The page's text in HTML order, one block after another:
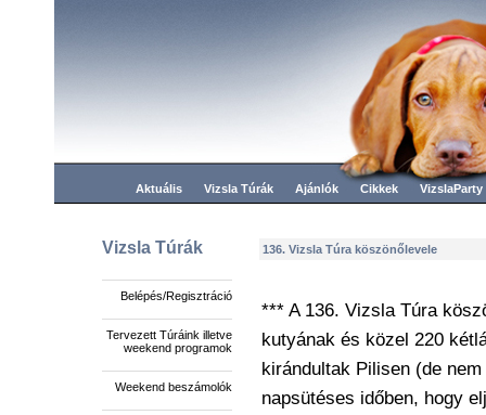
Aktuális Vizsla Túrák Ajánlók Cikkek VizslaParty
Vizsla Túrák
Belépés/Regisztráció
Tervezett Túráink illetve
weekend programok
Weekend beszámolók
136. Vizsla Túra köszönőlevele
*** A 136. Vizsla Túra
kutyának és közel 220
kirándultak Pilisen (de
napsütéses időben, hogy